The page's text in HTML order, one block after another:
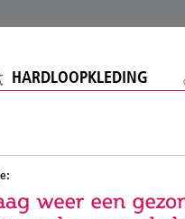
HARDLOOPKLEDING